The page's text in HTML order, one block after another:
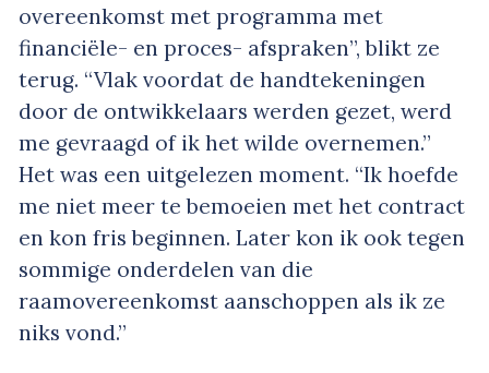
overeenkomst met programma met
financiële- en proces- afspraken”, blikt ze
terug. “Vlak voordat de handtekeningen
door de ontwikkelaars werden gezet, werd
me gevraagd of ik het wilde overnemen.”
Het was een uitgelezen moment. “Ik hoefde
me niet meer te bemoeien met het contract
en kon fris beginnen. Later kon ik ook tegen
sommige onderdelen van die
raamovereenkomst aanschoppen als ik ze
niks vond.”